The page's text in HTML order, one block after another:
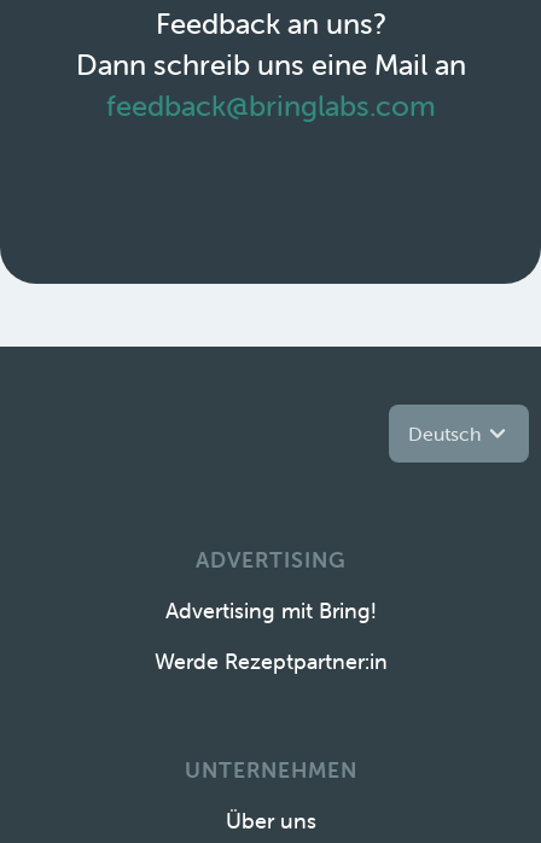
Feedback an uns?
Dann schreib uns eine Mail an
feedback@bringlabs.com
Deutsch
ADVERTISING
Advertising mit Bring!
Werde Rezeptpartner:in
UNTERNEHMEN
Über uns